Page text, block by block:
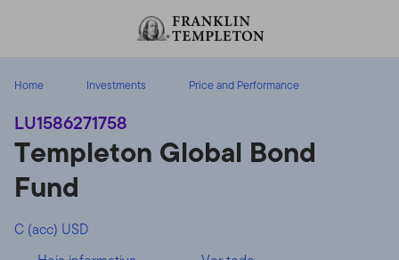
Home Investments Price and Performance
LU1586271758
Templeton Global Bond
Fund
C (acc) USD